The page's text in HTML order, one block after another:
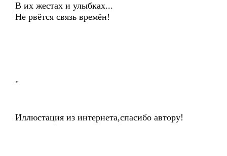
В их жестах и улыбках...
Не рвётся связь времён!
"
Иллюстация из интернета,спасибо автору!